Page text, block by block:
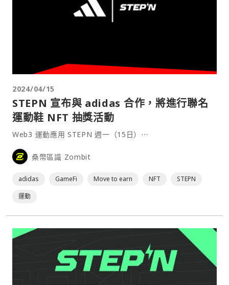
2024/04/15
STEPN 宣布與 adidas 合作，將進行聯名
運動鞋 NFT 抽獎活動
Web3 運動應用 STEPN 週一（15日）⋯
桑幣區識 Zombit
adidas GameFi Move to earn NFT
STEPN
運動